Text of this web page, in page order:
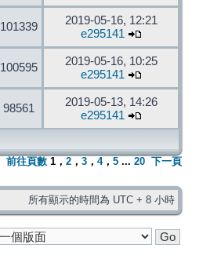
101339
2019-05-16, 12:21
e295141
100595
2019-05-16, 10:25
e295141
98561
2019-05-13, 14:26
e295141
前往頁數 1 ， 2 ， 3 ， 4， 5 ... 20 下一頁
所有顯示的時間為 UTC + 8 小時